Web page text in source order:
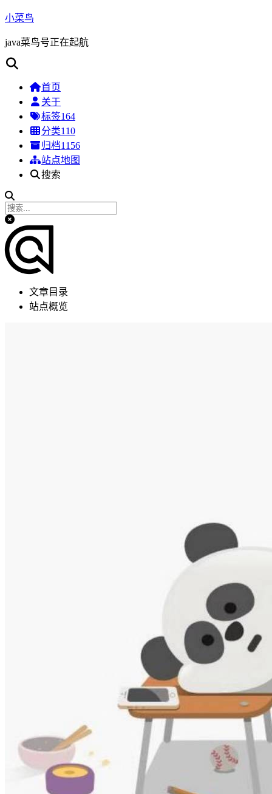
小菜鸟
java菜鸟号正在起航
首页
关于
标签164
分类110
归档1156
站点地图
搜索
文章目录
站点概览